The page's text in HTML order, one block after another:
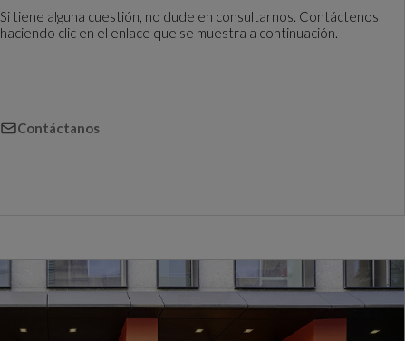
Si tiene alguna cuestión, no dude en consultarnos. Contáctenos
haciendo clic en el enlace que se muestra a continuación.
Contáctanos